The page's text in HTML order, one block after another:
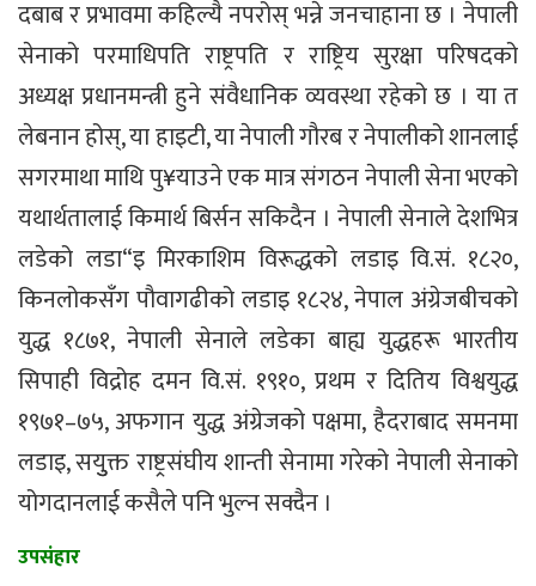
दबाब र प्रभावमा कहिल्यै नपरोस् भन्ने जनचाहाना छ । नेपाली
सेनाको परमाधिपति राष्ट्रपति र राष्ट्रिय सुरक्षा परिषदको
अध्यक्ष प्रधानमन्त्री हुने संवैधानिक व्यवस्था रहेको छ । या त
लेबनान होस्, या हाइटी, या नेपाली गौरब र नेपालीको शानलाई
सगरमाथा माथि पु¥याउने एक मात्र संगठन नेपाली सेना भएको
यथार्थतालाई किमार्थ बिर्सन सकिदैन । नेपाली सेनाले देशभित्र
लडेको लडा“इ मिरकाशिम विरूद्धको लडाइ वि.सं. १८२०,
किनलोकसँग पौवागढीको लडाइ १८२४, नेपाल अंग्रेजबीचको
युद्ध १८७१, नेपाली सेनाले लडेका बाह्य युद्धहरू भारतीय
सिपाही विद्रोह दमन वि.सं. १९१०, प्रथम र दितिय विश्वयुद्ध
१९७१–७५, अफगान युद्ध अंग्रेजको पक्षमा, हैदराबाद समनमा
लडाइ, सयुुक्त राष्ट्रसंघीय शान्ती सेनामा गरेको नेपाली सेनाको
योगदानलाई कसैले पनि भुल्न सक्दैन ।
उपसंहार